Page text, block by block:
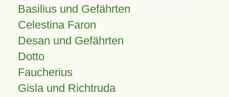
Basilius und Gefährten
Celestina Faron
Desan und Gefährten
Dotto
Faucherius
Gisla und Richtruda